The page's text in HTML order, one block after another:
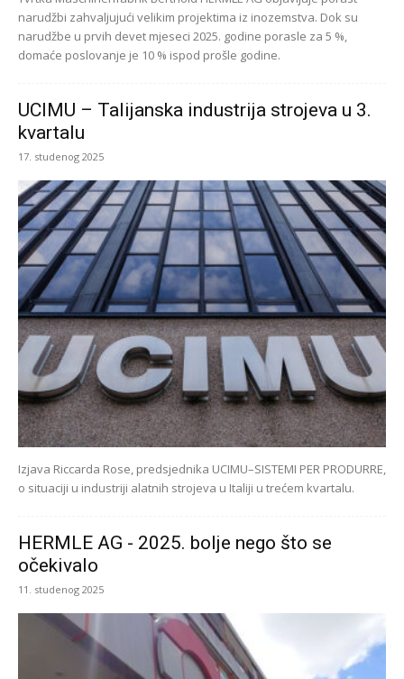
narudžbi zahvaljujući velikim projektima iz inozemstva. Dok su
narudžbe u prvih devet mjeseci 2025. godine porasle za 5 %,
domaće poslovanje je 10 % ispod prošle godine.
UCIMU – Talijanska industrija strojeva u 3.
kvartalu
17. studenog 2025
Izjava Riccarda Rose, predsjednika UCIMU–SISTEMI PER PRODURRE,
o situaciji u industriji alatnih strojeva u Italiji u trećem kvartalu.
HERMLE AG - 2025. bolje nego što se
očekivalo
11. studenog 2025